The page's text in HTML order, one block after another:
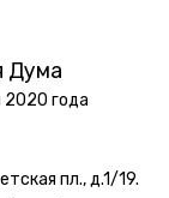
Дума
2020 года
пл., д.1/19.